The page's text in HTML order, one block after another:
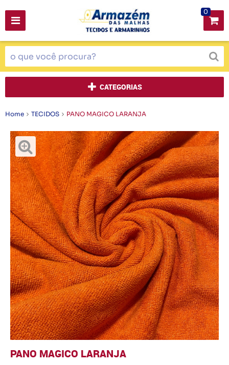
0
CATEGORIAS
Home TECIDOS PANO MAGICO LARANJA
PANO MAGICO LARANJA